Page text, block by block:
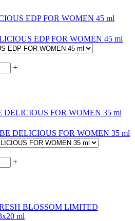
EDP FOR WOMEN 45 ml
+
FOR WOMEN 35 ml
+
BLOSSOM LIMITED
ml